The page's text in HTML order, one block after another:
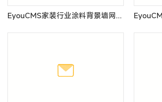
EyouCMS家装行业涂料背景墙网站模板